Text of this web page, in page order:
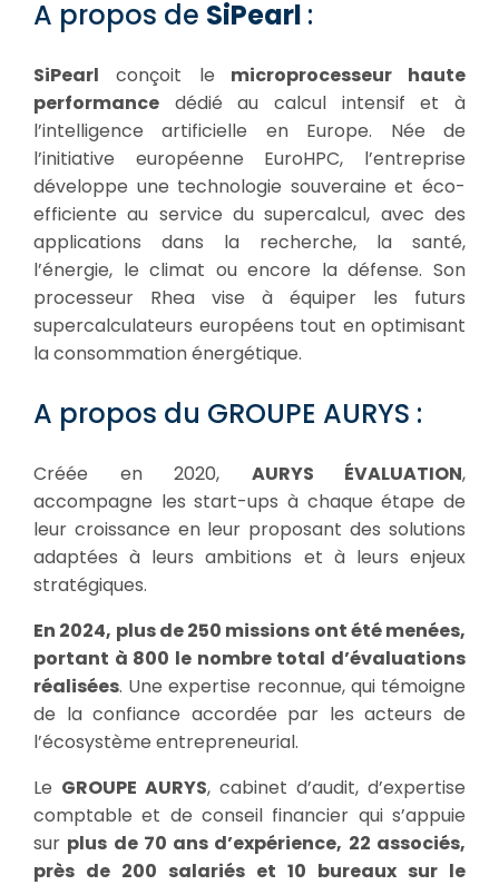
A propos de SiPearl :
SiPearl conçoit le microprocesseur haute
performance dédié au calcul intensif et à
l’intelligence artificielle en Europe. Née de
l’initiative européenne EuroHPC, l’entreprise
développe une technologie souveraine et éco-
efficiente au service du supercalcul, avec des
applications dans la recherche, la santé,
l’énergie, le climat ou encore la défense. Son
processeur Rhea vise à équiper les futurs
supercalculateurs européens tout en optimisant
la consommation énergétique.
A propos du GROUPE AURYS :
Créée en 2020, AURYS ÉVALUATION,
accompagne les start-ups à chaque étape de
leur croissance en leur proposant des solutions
adaptées à leurs ambitions et à leurs enjeux
stratégiques.
En 2024, plus de 250 missions ont été menées,
portant à 800 le nombre total d’évaluations
réalisées. Une expertise reconnue, qui témoigne
de la confiance accordée par les acteurs de
l’écosystème entrepreneurial.
Le GROUPE AURYS, cabinet d’audit, d’expertise
comptable et de conseil financier qui s’appuie
sur plus de 70 ans d’expérience, 22 associés,
près de 200 salariés et 10 bureaux sur le